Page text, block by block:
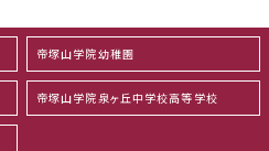
帝塚山学院幼稚園
帝塚山学院泉ヶ丘中学校高等学校